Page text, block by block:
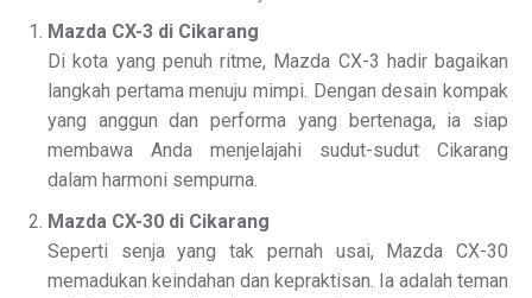
Mazda CX-3 di Cikarang
Di kota yang penuh ritme, Mazda CX-3 hadir bagaikan
langkah pertama menuju mimpi. Dengan desain kompak
yang anggun dan performa yang bertenaga, ia siap
membawa Anda menjelajahi sudut-sudut Cikarang
dalam harmoni sempurna.
Mazda CX-30 di Cikarang
Seperti senja yang tak pernah usai, Mazda CX-30
memadukan keindahan dan kepraktisan. Ia adalah teman